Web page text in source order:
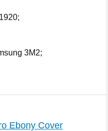
3M2;
Ebony Cover